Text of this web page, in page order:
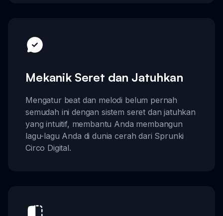
Mekanik Seret dan Jatuhkan
Mengatur beat dan melodi belum pernah
semudah ini dengan sistem seret dan jatuhkan
yang intuitif, membantu Anda membangun
lagu-lagu Anda di dunia cerah dari Sprunki
Circo Digital.